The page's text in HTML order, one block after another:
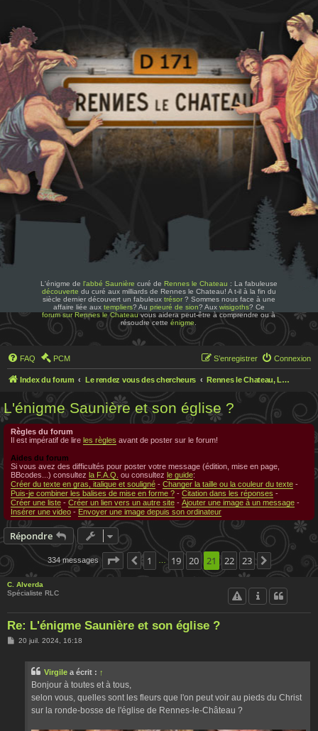
L'énigme de l'abbé Saunière curé de Rennes le Chateau : La fabuleuse
découverte du curé aux milliards de Rennes le Chateau! A t-il à la fin du
siècle dernier découvert un fabuleux trésor? Sommes nous face à une
affaire liée aux templiers? Au prieuré de sion? Aux wisigoths? Ce
forum sur Rennes le Chateauvous aidera peut-être à comprendre ou à
résoudre cetteénigme
FAQ PCM Connexion
S’enregistrer
Index du forum Le rendez vous des chercheurs Rennes le Chateau, Le rendez-vous des chercheurs
L'énigme Saunière et son église ?
Règles du forum
Il est impératif de lire les règles avant de poster sur le forum!
Aides du forum
Si vous avez des difficultés pour poster votre message (édition, mise en page,
BBcodes...) consultez la F.A.Q. ou consultez le guide:
Créer du texte en gras, italique et souligné - Changer la taille ou la couleur du texte -
Puis-je combiner les balises de mise en forme ? - Citation dans les réponses -
Créer une liste - Créer un lien vers un autre site - Ajouter une image à un message -
Insérer une video - Envoyer une image depuis son ordinateur
Répondre
334 messages Page 21 sur 23
Précédente
1 … 19 20 21 22 23 Suivante
C. Alverda
Spécialiste RLC
Re: L'énigme Saunière et son église ?
M20 juil. 2024, 16:18
Virgile a écrit : ↑
Bonjour à toutes et à tous,
selon vous, quelles sont les fleurs que l'on peut voir au pieds du Christ
sur la ronde-bosse de l'église de Rennes-le-Château ?